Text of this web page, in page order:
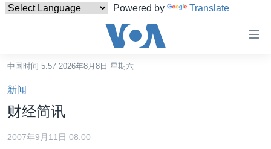
Powered by Translate
碍
链
接
跳
转
中国时间 5:57 2026年8月8日 星期六
新闻
财经简讯
2007年9月11日 08:00